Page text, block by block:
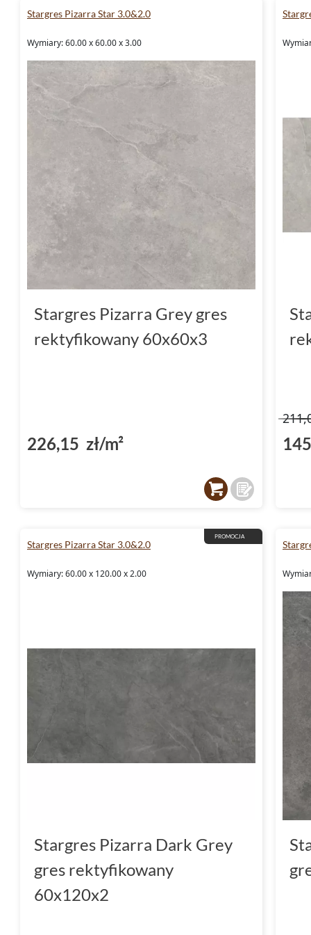
Stargres Pizarra Star 3.0&2.0
Wymiary: 60.00 x 60.00 x 3.00
Stargres Pizarra Grey gres
rektyfikowany 60x60x3
226,15 zł/m²
PROMOCJA
Stargres Pizarra Star 3.0&2.0
Wymiary: 60.00 x 120.00 x 2.00
Stargres Pizarra Dark Grey
gres rektyfikowany
60x120x2